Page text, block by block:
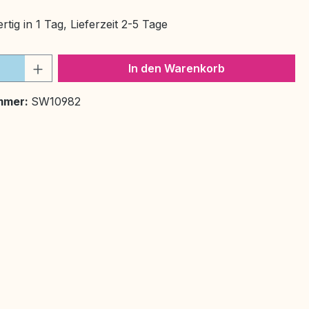
in 1 Tag, Lieferzeit 2-5 Tage
Anzahl: Gib den gewünschten Wert
In den Warenkorb
SW10982